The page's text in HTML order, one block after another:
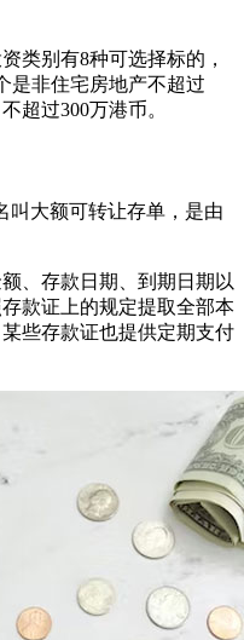
类别有8种可选择标的，
是非住宅房地产不超过
超过300万港币。
叫大额可转让存单，是由
、存款日期、到期日期以
款证上的规定提取全部本
些存款证也提供定期支付